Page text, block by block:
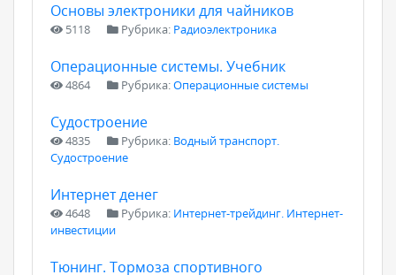
Основы электроники для чайников
5118 Рубрика: Радиоэлектроника
Операционные системы. Учебник
4864 Рубрика:Операционные системы
Судостроение
4835 Рубрика: Водный транспорт.
Судостроение
Интернет денег
4648 Рубрика: Интернет-трейдинг. Интернет-
инвестиции
Тюнинг. Тормоза спортивного